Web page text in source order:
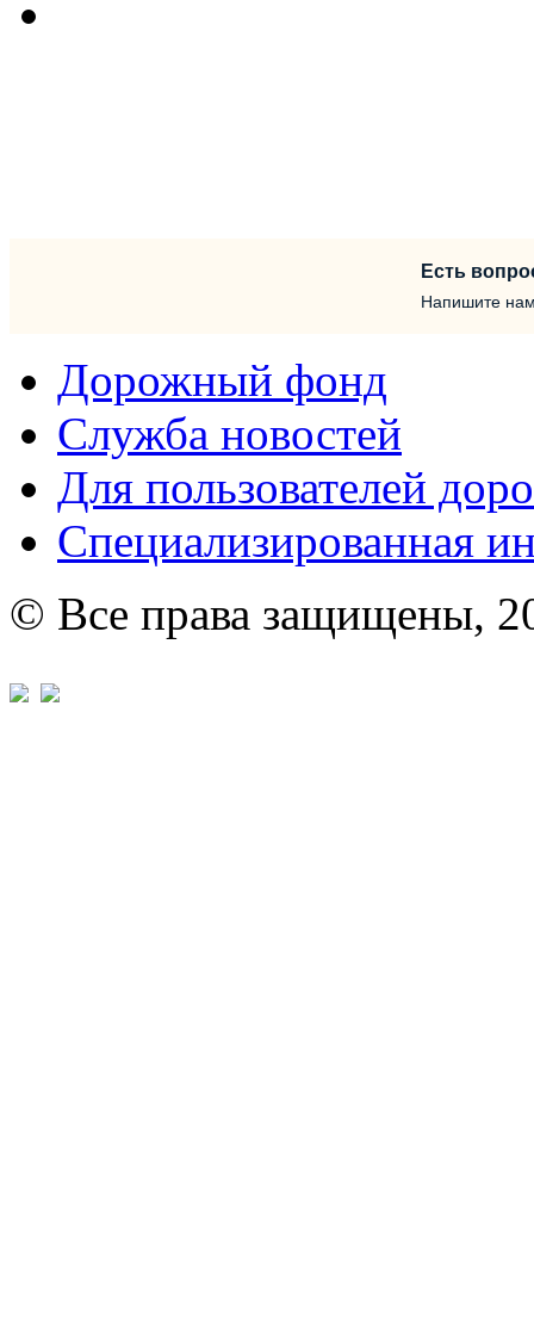
Есть
Напишите
Дорожный фонд
Служба новостей
Для пользователей
Специализированная
© Все права защищены,